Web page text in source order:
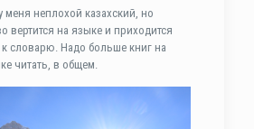
меня неплохой казахский, но
вертится на языке и приходится
словарю. Надо больше книг на
читать, в общем.